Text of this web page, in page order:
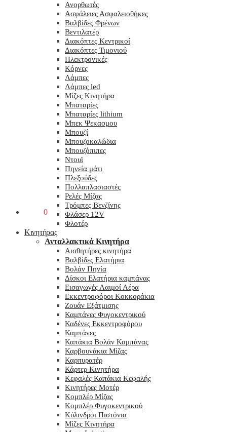
0
Ανορθωτές
Ασφάλειες Ασφαλειοθήκες
Βαλβίδες Φρένων
Βεντιλατέρ
Διακόπτες Κεντρικοί
Διακόπτες Τιμονιού
Ηλεκτρονικές
Κόρνες
Λάμπες
Λάμπες led
Μίζες Κινητήρα
Μπαταρίες
Μπαταρίες lithium
Μπεκ Ψεκασμου
Μπουζί
Μπουζοκαλώδια
Μπουζόπιπες
Ντουϊ
Πηνεία μάτι
Πλεξούδες
Πολλαπλασιαστές
Ρελές Μίζας
Τρόμπες Βενζίνης
Φλάσερ 12V
Φλοτέρ
Κινητήρας
Ανταλλακτικά Κινητήρα
Αισθητήρες κινητήρα
Βαλβίδες Ελατήρια
Βολάν Πηνία
Δίσκοι Ελατήρια καμπάνας
Εισαγωγές Λαιμοί Αέρα
Εκκεντροφόροι Κοκκοράκια
Ζουάν Εξάτμισης
Καμπάνες Φυγοκεντρικού
Καδένες Εκκεντροφόρου
Καμπάνες
Καπάκια Βολάν Καμπάνας
Καρβουνάκια Μίζας
Καρπυρατέρ
Κάρτερ Κινητήρα
Κεφαλές Καπάκια Κεφαλής
Κινητήρες Μοτέρ
Κομπλέρ Μίζας
Κομπλέρ Φυγοκεντρικού
Κύλινδροι Πιστόνια
Μίζες Κινητήρα